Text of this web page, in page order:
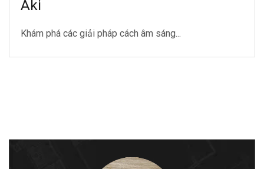
Aki
Khám phá các giải pháp cách âm sáng...